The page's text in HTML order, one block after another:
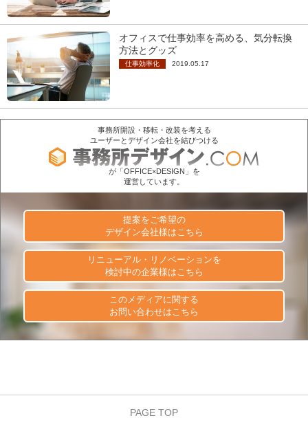
オフィスで仕事効率を高める、気分転換
方法とグッズ
仕事効率化 2019.05.17
事務所開設・移転・改装を考える
ユーザーとデザイン会社を結びつける
が「OFFICE×DESIGN」を
運営しています。
提案をご希望の
デザイン会社様はこちら
リニューアル・リノベーションを
検討中の企業様はこちら
このメディアに関する
お問い合わせはこちら
PAGE TOP